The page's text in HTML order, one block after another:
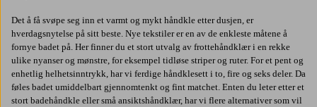
Det å få svøpe seg inn et varmt og mykt håndkle etter dusjen, er
hverdagsnytelse på sitt beste. Nye tekstiler er en av de enkleste måtene å
fornye badet på. Her finner du et stort utvalg av frottehåndklær i en rekke
ulike nyanser og mønstre, for eksempel tidløse striper og ruter. For et pent og
enhetlig helhetsinntrykk, har vi ferdige håndklesett i to, fire og seks deler. Da
føles badet umiddelbart gjennomtenkt og fint matchet. Enten du leter etter et
stort badehåndkle eller små ansiktshåndklær, har vi flere alternativer som vil